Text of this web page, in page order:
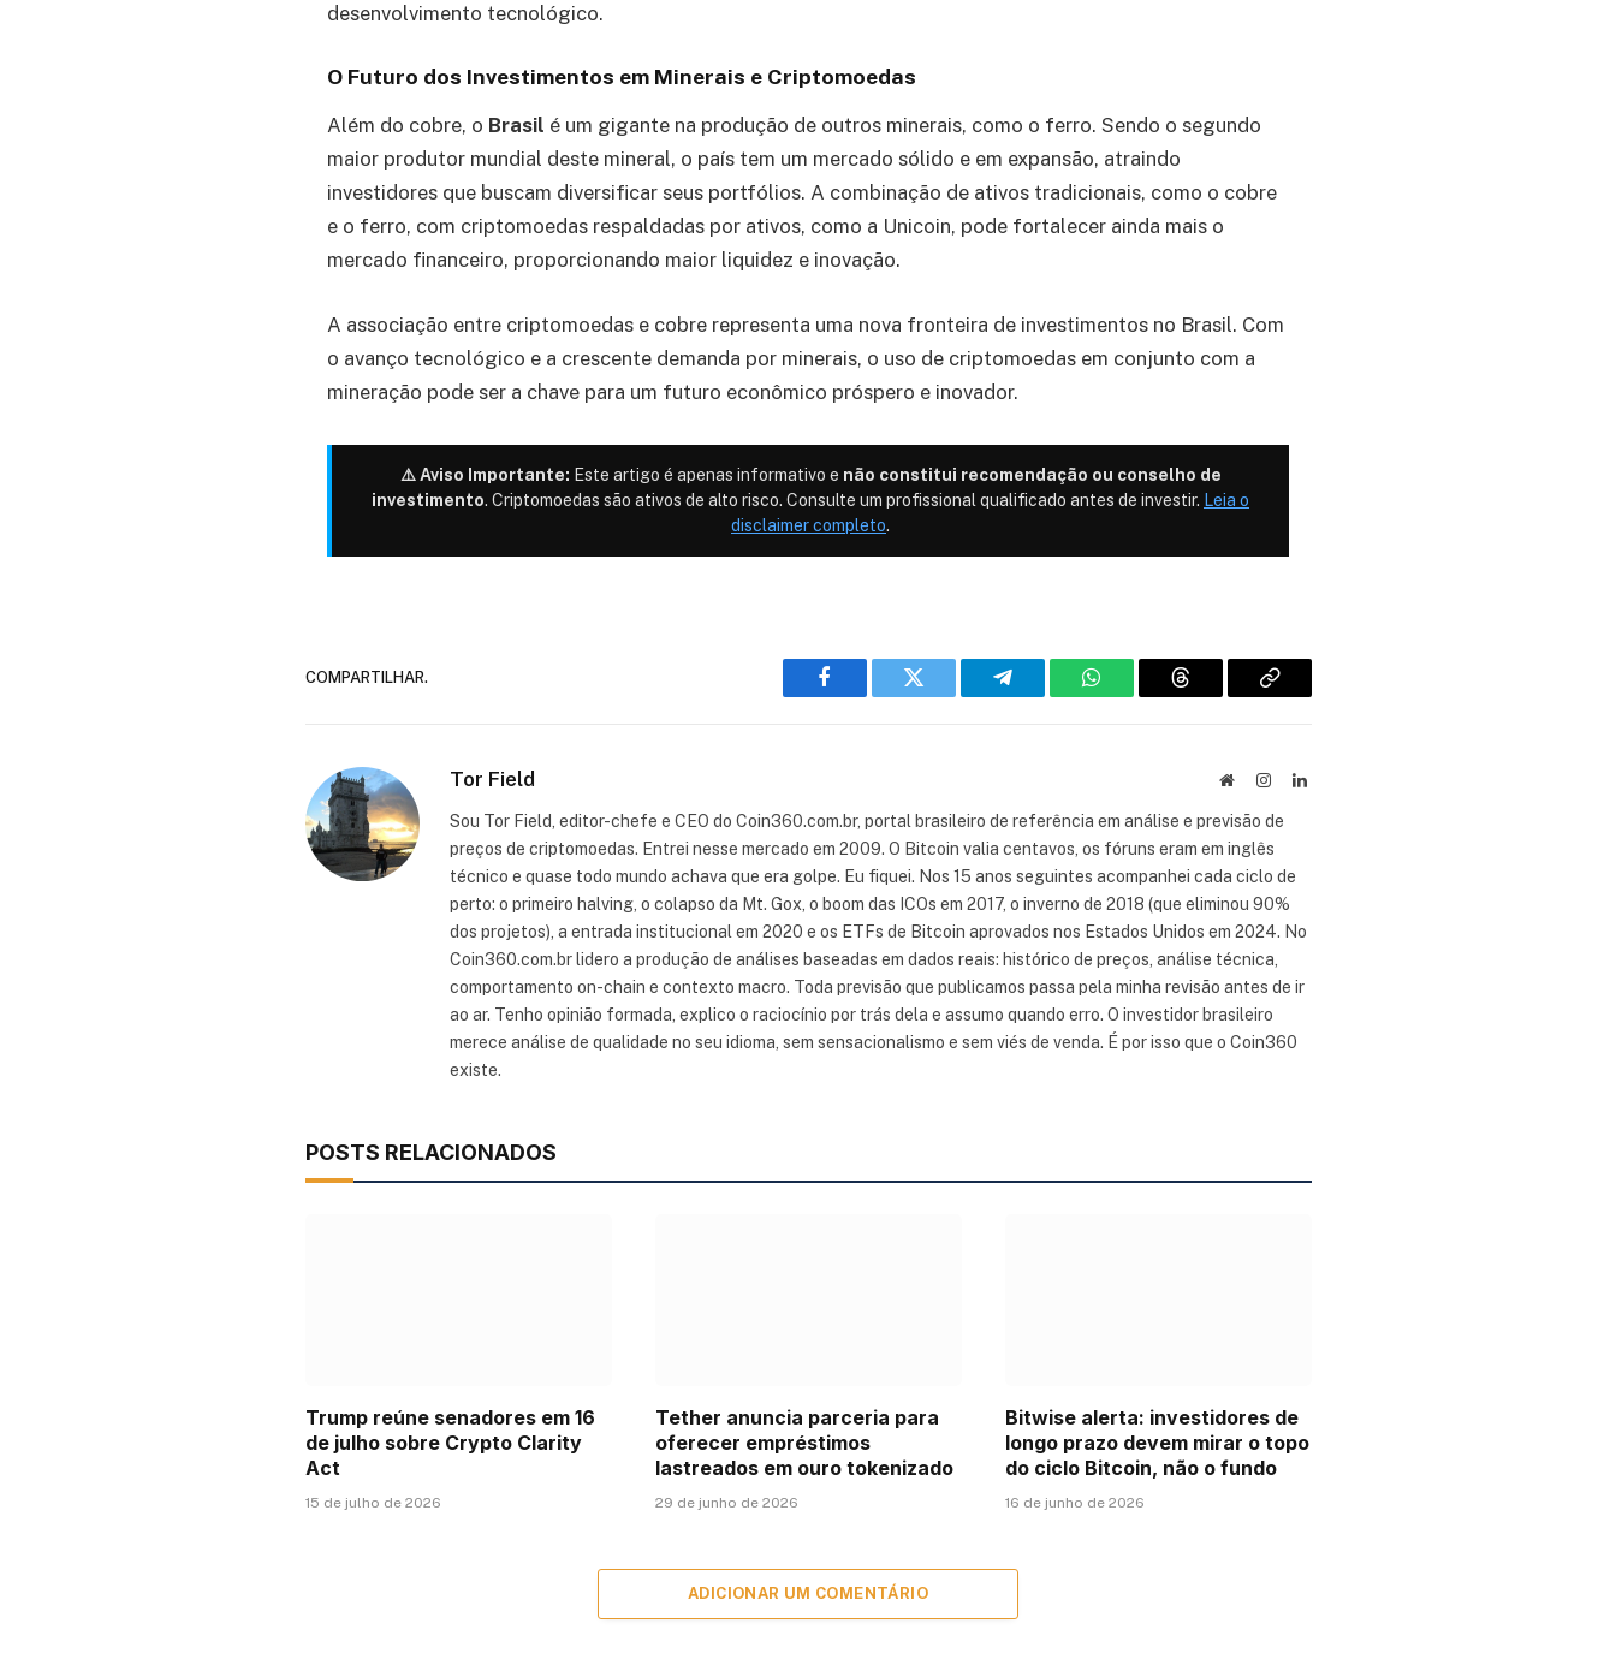
desenvolvimento tecnológico.
O Futuro dos Investimentos em Minerais e Criptomoedas
Além do cobre, o Brasil é um gigante na produção de outros minerais, como o ferro. Sendo o segundo
maior produtor mundial deste mineral, o país tem um mercado sólido e em expansão, atraindo
investidores que buscam diversificar seus portfólios. A combinação de ativos tradicionais, como o cobre
e o ferro, com criptomoedas respaldadas por ativos, como a Unicoin, pode fortalecer ainda mais o
mercado financeiro, proporcionando maior liquidez e inovação.
A associação entre criptomoedas e cobre representa uma nova fronteira de investimentos no Brasil. Com
o avanço tecnológico e a crescente demanda por minerais, o uso de criptomoedas em conjunto com a
mineração pode ser a chave para um futuro econômico próspero e inovador.
⚠️ Aviso Importante: Este artigo é apenas informativo e não constitui recomendação ou conselho de
investimento. Criptomoedas são ativos de alto risco. Consulte um profissional qualificado antes de investir. Leia o
disclaimer completo.
COMPARTILHAR.
Facebook Twitter Telegram WhatsAppThreads
Copiar
Tor Field Site InstagramLinkedIn
Sou Tor Field, editor-chefe e CEO do Coin360.com.br, portal brasileiro de referência em análise e previsão de
preços de criptomoedas. Entrei nesse mercado em 2009. O Bitcoin valia centavos, os fóruns eram em inglês
técnico e quase todo mundo achava que era golpe. Eu fiquei. Nos 15 anos seguintes acompanhei cada ciclo de
perto: o primeiro halving, o colapso da Mt. Gox, o boom das ICOs em 2017, o inverno de 2018 (que eliminou 90%
dos projetos), a entrada institucional em 2020 e os ETFs de Bitcoin aprovados nos Estados Unidos em 2024. No
Coin360.com.br lidero a produção de análises baseadas em dados reais: histórico de preços, análise técnica,
comportamento on-chain e contexto macro. Toda previsão que publicamos passa pela minha revisão antes de ir
ao ar. Tenho opinião formada, explico o raciocínio por trás dela e assumo quando erro. O investidor brasileiro
merece análise de qualidade no seu idioma, sem sensacionalismo e sem viés de venda. É por isso que o Coin360
existe.
POSTS RELACIONADOS
Trump reúne senadores em 16
de julho sobre Crypto Clarity
Act
15 de julho de 2026
Tether anuncia parceria para
oferecer empréstimos
lastreados em ouro tokenizado
29 de junho de 2026
Bitwise alerta: investidores de
longo prazo devem mirar o topo
do ciclo Bitcoin, não o fundo
16 de junho de 2026
ADICIONAR UM COMENTÁRIO